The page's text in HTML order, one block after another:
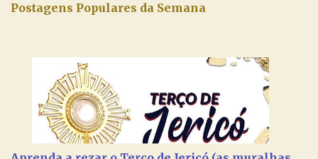
Postagens Populares da Semana